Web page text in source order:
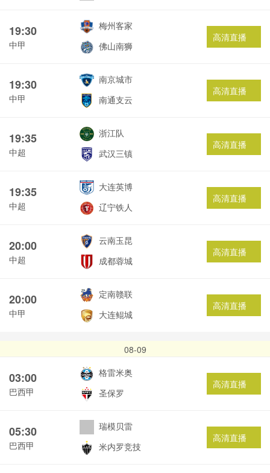
19:30
中甲
梅州客家
佛山南狮
高清直播
19:30
中甲
南京城市
南通支云
高清直播
19:35
中超
浙江队
武汉三镇
高清直播
19:35
中超
大连英博
辽宁铁人
高清直播
20:00
中超
云南玉昆
成都蓉城
高清直播
20:00
中甲
定南赣联
大连鲲城
高清直播
08-09
03:00
巴西甲
格雷米奥
圣保罗
高清直播
05:30
巴西甲
瑞模贝雷
米内罗竞技
高清直播